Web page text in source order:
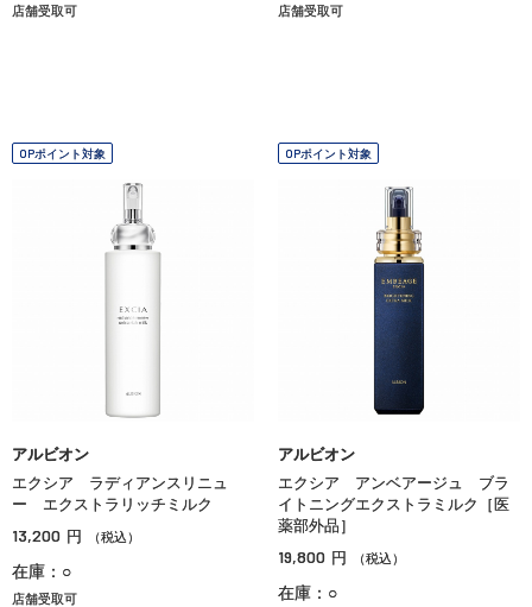
店舗受取可 店舗受取可
OPポイント対象
アルビオン
エクシア ラディアンスリニュ
ー エクストラリッチミルク
13,200 円 （税込）
在庫：○
店舗受取可
OPポイント対象
アルビオン
エクシア アンベアージュ ブラ
イトニングエクストラミルク［医
薬部外品］
19,800 円 （税込）
在庫：○